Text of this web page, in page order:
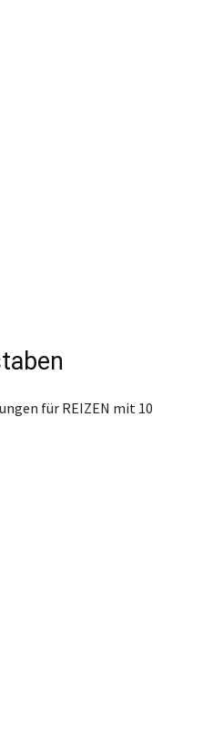
für REIZEN mit 10